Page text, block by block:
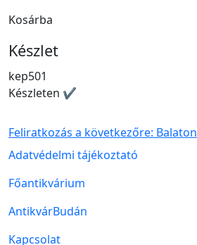
Kosárba
Készlet
kep501
Készleten ✔
Feliratkozás a következőre: Balaton
Lábléc menü
Adatvédelmi tájékoztató
Főantikvárium
AntikvárBudán
Kapcsolat